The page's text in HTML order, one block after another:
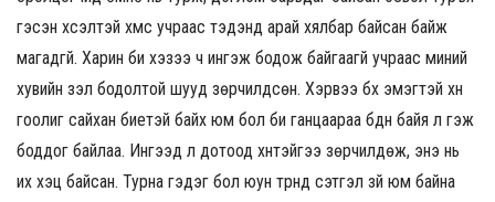
гэсэн хүсэлтэй хүмүүс учраас тэдэнд арай хялбар байсан байж
магадгүй. Харин би хэзээ ч ингэж бодож байгаагүй учраас миний
хувийн үзэл бодолтой шууд зөрчилдсөн. Хэрвээ бүх эмэгтэй хүн
гоолиг сайхан биетэй байх юм бол би ганцаараа бүдүүн байя л гэж
боддог байлаа. Ингээд л дотоод хүнтэйгээ зөрчилдөж, энэ нь
их хэцүү байсан. Турна гэдэг бол юун түрүүнд сэтгэл зүй юм байна